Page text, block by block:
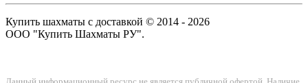
Купить шахматы с доставкой © 2014 - 2026
ООО "Купить Шахматы РУ".